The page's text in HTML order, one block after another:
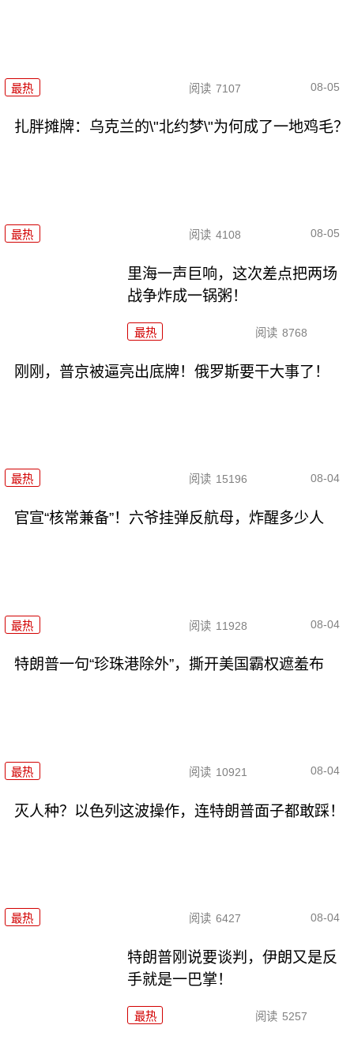
最热 阅读 7107 08-05
扎胖摊牌：乌克兰的\"北约梦\"为何成了一地鸡毛？
最热 阅读 4108 08-05
里海一声巨响，这次差点把两场
战争炸成一锅粥！
最热 阅读 8768
刚刚，普京被逼亮出底牌！俄罗斯要干大事了！
最热 阅读 15196 08-04
官宣“核常兼备”！六爷挂弹反航母，炸醒多少人
最热 阅读 11928 08-04
特朗普一句“珍珠港除外”，撕开美国霸权遮羞布
最热 阅读 10921 08-04
灭人种？以色列这波操作，连特朗普面子都敢踩！
最热 阅读 6427 08-04
特朗普刚说要谈判，伊朗又是反
手就是一巴掌！
最热 阅读 5257